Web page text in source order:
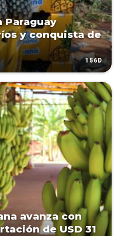
Paraguay
y conquista de
156D
avanza con
de USD 31